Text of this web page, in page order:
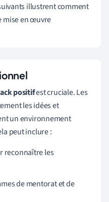
illustrent comment
mise en œuvre
positifest cruciale. Les
les idées et
un environnement
peut inclure :
reconnaître les
de mentorat et de